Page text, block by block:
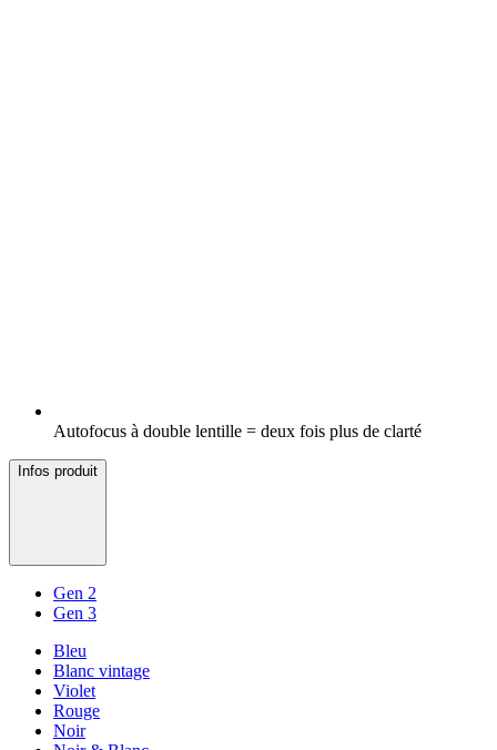
Autofocus à double lentille = deux fois plus de clarté
Infos produit
Gen 2
Gen 3
Bleu
Blanc vintage
Violet
Rouge
Noir